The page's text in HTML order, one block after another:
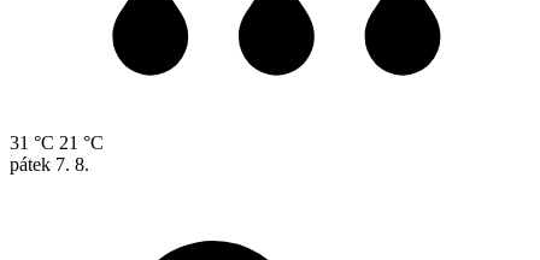
31 °C 21 °C
pátek 7. 8.